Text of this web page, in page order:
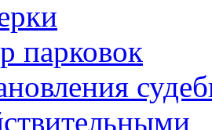
парковок